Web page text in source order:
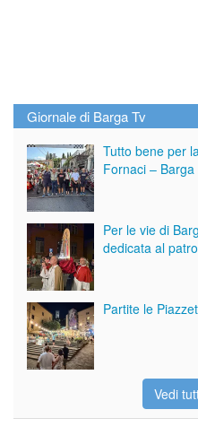
Giornale di Barga Tv
Tutto bene per
Fornaci – Barga
Per le vie di
dedicata al
Partite le
Vedi